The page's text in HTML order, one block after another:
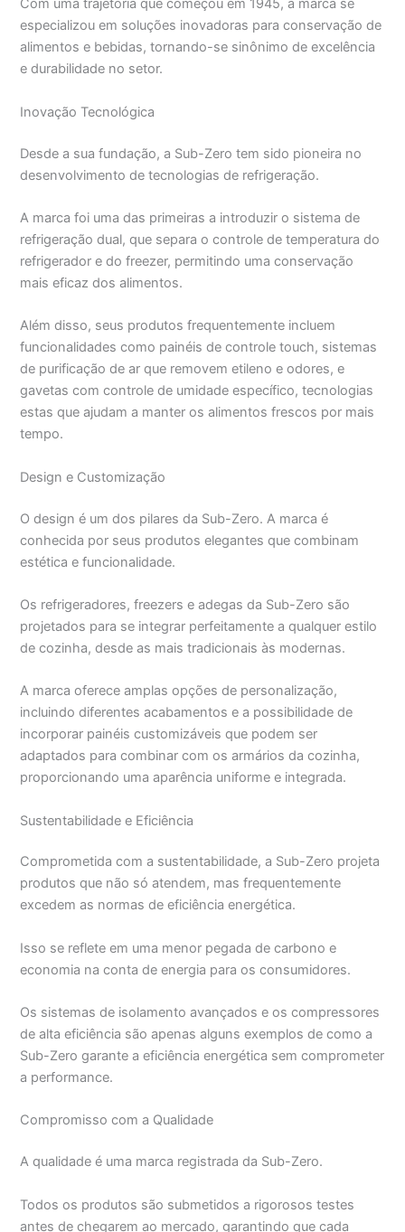
Com uma trajetória que começou em 1945, a marca se
especializou em soluções inovadoras para conservação de
alimentos e bebidas, tornando-se sinônimo de excelência
e durabilidade no setor.
Inovação Tecnológica
Desde a sua fundação, a Sub-Zero tem sido pioneira no
desenvolvimento de tecnologias de refrigeração.
A marca foi uma das primeiras a introduzir o sistema de
refrigeração dual, que separa o controle de temperatura do
refrigerador e do freezer, permitindo uma conservação
mais eficaz dos alimentos.
Além disso, seus produtos frequentemente incluem
funcionalidades como painéis de controle touch, sistemas
de purificação de ar que removem etileno e odores, e
gavetas com controle de umidade específico, tecnologias
estas que ajudam a manter os alimentos frescos por mais
tempo.
Design e Customização
O design é um dos pilares da Sub-Zero. A marca é
conhecida por seus produtos elegantes que combinam
estética e funcionalidade.
Os refrigeradores, freezers e adegas da Sub-Zero são
projetados para se integrar perfeitamente a qualquer estilo
de cozinha, desde as mais tradicionais às modernas.
A marca oferece amplas opções de personalização,
incluindo diferentes acabamentos e a possibilidade de
incorporar painéis customizáveis que podem ser
adaptados para combinar com os armários da cozinha,
proporcionando uma aparência uniforme e integrada.
Sustentabilidade e Eficiência
Comprometida com a sustentabilidade, a Sub-Zero projeta
produtos que não só atendem, mas frequentemente
excedem as normas de eficiência energética.
Isso se reflete em uma menor pegada de carbono e
economia na conta de energia para os consumidores.
Os sistemas de isolamento avançados e os compressores
de alta eficiência são apenas alguns exemplos de como a
Sub-Zero garante a eficiência energética sem comprometer
a performance.
Compromisso com a Qualidade
A qualidade é uma marca registrada da Sub-Zero.
Todos os produtos são submetidos a rigorosos testes
antes de chegarem ao mercado, garantindo que cada